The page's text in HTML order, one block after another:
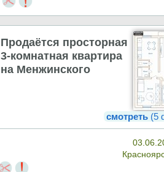
Продаётся просторная
3-комнатная квартира
на Менжинского
смотреть (5